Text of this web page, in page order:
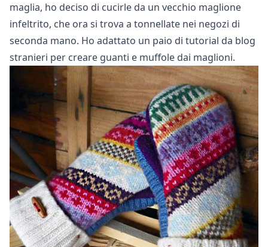
maglia, ho deciso di cucirle da un vecchio maglione
infeltrito, che ora si trova a tonnellate nei negozi di
seconda mano. Ho adattato un paio di tutorial da blog
stranieri per creare guanti e muffole dai maglioni.